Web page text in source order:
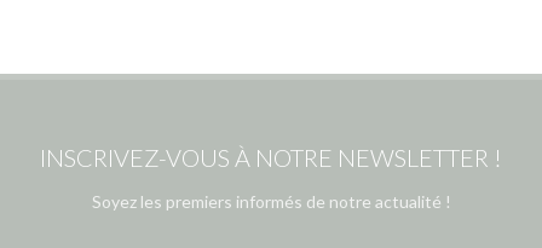
INSCRIVEZ-VOUS À NOTRE NEWSLETTER !
Soyez les premiers informés de notre actualité !